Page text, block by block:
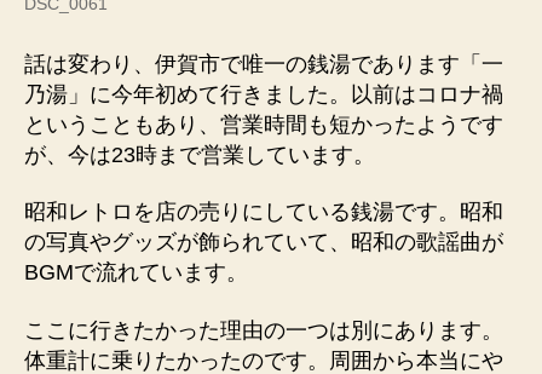
話は変わり、伊賀市で唯一の銭湯であります「一
乃湯」に今年初めて行きました。以前はコロナ禍
ということもあり、営業時間も短かったようです
が、今は23時まで営業しています。
昭和レトロを店の売りにしている銭湯です。昭和
の写真やグッズが飾られていて、昭和の歌謡曲が
BGMで流れています。
ここに行きたかった理由の一つは別にあります。
体重計に乗りたかったのです。周囲から本当にや